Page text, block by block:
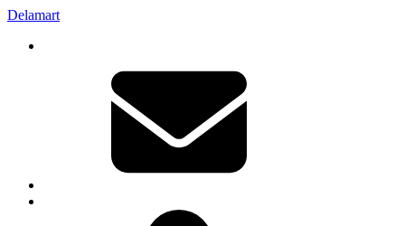
Delamart